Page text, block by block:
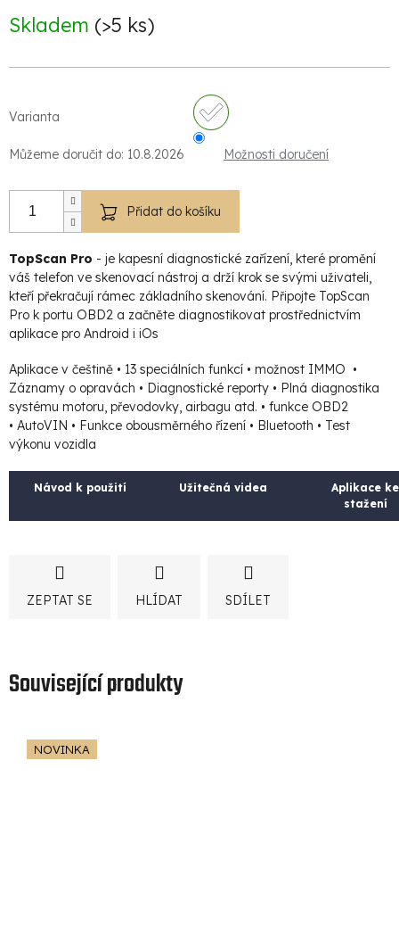
Skladem (>5 ks)
Varianta
Můžeme doručit do: 10.8.2026 Možnosti doručení
Přidat do košíku
TopScan Pro - je kapesní diagnostické zařízení, které promění
váš telefon ve skenovací nástroj a drží krok se svými uživateli,
kteří překračují rámec základního skenování. Připojte TopScan
Pro k portu OBD2 a začněte diagnostikovat prostřednictvím
aplikace pro Android i iOs
Aplikace v češtině • 13 speciálních funkcí • možnost IMMO •
Záznamy o opravách • Diagnostické reporty • Plná diagnostika
systému motoru, převodovky, airbagu atd. • funkce OBD2
• AutoVIN • Funkce obousměrného řízení • Bluetooth • Test
výkonu vozidla
Návod k použití Užitečná videa
Aplikace ke
stažení
ZEPTAT SE HLÍDAT SDÍLET
Související produkty
NOVINKA